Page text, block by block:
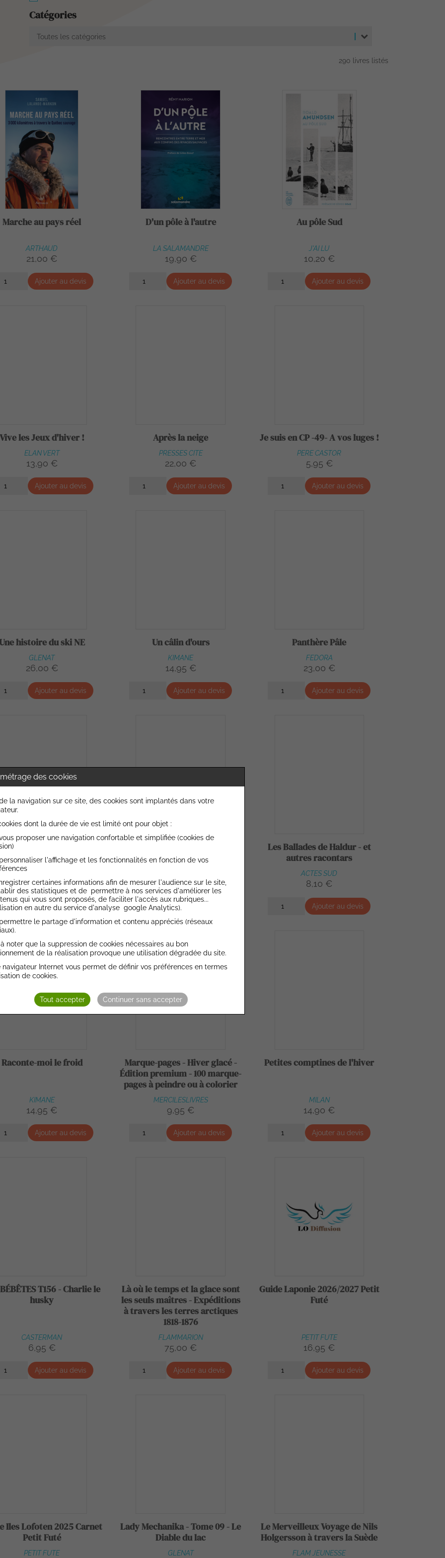
Catégories
Toutes les catégories
290 livres listés
Marche au pays réel
ARTHAUD
21,00 €
Ajouter au devis
D'un pôle à l'autre
LA SALAMANDRE
19,90 €
Ajouter au devis
Au pôle Sud
J'AI LU
10,20 €
Ajouter au devis
Vive les Jeux d'hiver !
ELAN VERT
13,90 €
Ajouter au devis
Après la neige
PRESSES CITE
22,00 €
Ajouter au devis
Je suis en CP -49- A vos luges !
PERE CASTOR
5,95 €
Ajouter au devis
histoire du ski NE
GLENAT
26,00 €
Ajouter au devis
Un câlin d'ours
KIMANE
14,95 €
Ajouter au devis
Panthère Pâle
FEDORA
23,00 €
Ajouter au devis
& Twig - Le Réveil de
l'homme de glace
CASTERMAN
13,50 €
Ajouter au devis
21,90 €
Ajouter au devis
Les Ballades de Haldur - et
autres racontars
ACTES SUD
8,10 €
Ajouter au devis
Raconte-moi le froid
KIMANE
14,95 €
Ajouter au devis
Marque-pages - Hiver glacé -
Édition premium - 100 marque-
pages à peindre ou à colorier
MERCILESLIVRES
9,95 €
Ajouter au devis
Petites comptines de l'hiver
MILAN
14,90 €
Ajouter au devis
T156 - Charlie le
husky
CASTERMAN
6,95 €
Ajouter au devis
Là où le temps et la glace sont
les seuls maîtres - Expéditions
à travers les terres arctiques
1818-1876
FLAMMARION
75,00 €
Ajouter au devis
Guide Laponie 2026/2027 Petit
Futé
PETIT FUTE
16,95 €
Ajouter au devis
Iles Lofoten 2025 Carnet
Petit Futé
PETIT FUTE
Lady Mechanika - Tome 09 - Le
Diable du lac
GLENAT
Le Merveilleux Voyage de Nils
Holgersson à travers la Suède
FLAM JEUNESSE
des cookies
de la navigation sur ce site, des cookies sont implantés dans votre
dont la durée de vie est limité ont pour objet :
proposer une navigation confortable et simplifiée (cookies de
l'affichage et les fonctionnalités en fonction de vos
certaines informations afin de mesurer l'audience sur le site,
des statistiques et de permettre à nos services d'améliorer les
qui vous sont proposés, de faciliter l'accès aux rubriques...
en autre du service d'analyse google Analytics).
le partage d'information et contenu appréciés (réseaux
à noter que la suppression de cookies nécessaires au bon
de la réalisation provoque une utilisation dégradée du site.
navigateur Internet vous permet de définir vos préférences en termes
de cookies.
Tout accepter Continuer sans accepter